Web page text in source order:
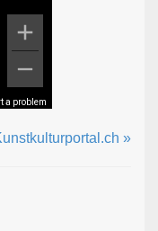
a problem
»